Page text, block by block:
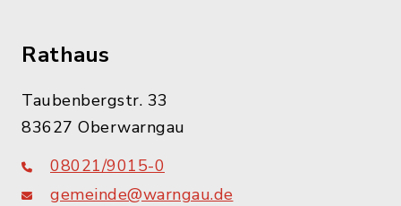
Rathaus
Taubenbergstr. 33
83627 Oberwarngau
08021/9015-0
gemeinde@warngau.de